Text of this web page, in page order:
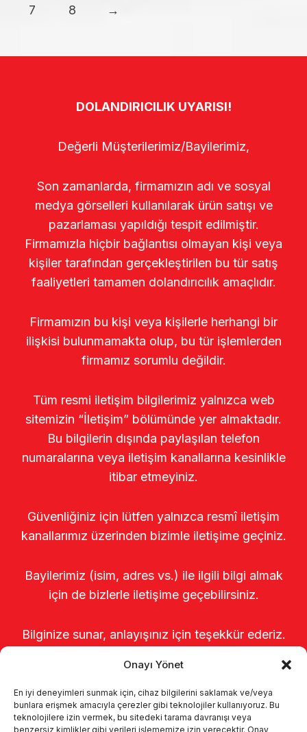
Onayı Yönet
En iyi deneyimleri sunmak için, cihaz bilgilerini saklamak ve/veya
bunlara erişmek amacıyla çerezler gibi teknolojiler kullanıyoruz. Bu
teknolojilere izin vermek, bu sitedeki tarama davranışı veya
benzersiz kimlikler gibi verileri işlememize izin verecektir. Onay
7 8 →
DOLANDIRICILIK UYARISI!
Değerli Müşterilerimiz/Bayilerimiz,
Son zamanlarda, firmamızın adı ve sosyal
medya görselleri kullanılarak ürün satışı ve
pazarlaması yapıldığı tespit edilmiştir.
Firmamızla hiçbir bağlantısı olmayan kişi veya
kişiler tarafından gerçekleştirilen bu tür satış
faaliyetleri tamamen dolandırıcılık amaçlıdır.
Firmamızın bu kişi veya kişilerle herhangi bir
ilişkisi bulunmamakta olup, bu tür işlemlerden
firmamız sorumlu değildir.
Tüm resmi iletişim bilgilerimiz yalnızca web
sitemizin “İletişim” bölümünde yer almaktadır.
Bu bilgilerin dışında paylaşılan telefon
numaralarına veya iletişim kanallarına kesinlikle
itibar etmeyiniz.
Güvenliğiniz için lütfen yalnızca resmî iletişim
kanallarımız üzerinden bizimle iletişime geçiniz.
Bayilerimiz (isim, adres vs.) ile ilgili bilgi almak
için de bizlerle iletişime geçebilirsiniz.
Bilginize sunar, anlayışınız için teşekkür ederiz.